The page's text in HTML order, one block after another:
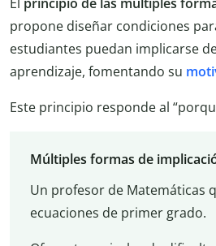
propone diseñar condiciones
estudiantes puedan implicarse
aprendizaje, fomentando su
Este principio responde al
Múltiples formas de
Un profesor de Matemáticas
ecuaciones de primer grado.